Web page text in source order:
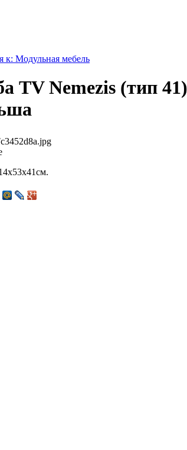
к: Модульная мебель
TV Nemezis (тип